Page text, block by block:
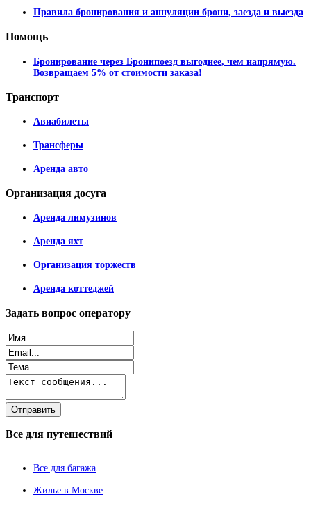
Правила бронирования и аннуляции брони, заезда и выезда
Помощь
Бронирование через Бронипоезд выгоднее, чем напрямую.
Возвращаем 5% от стоимости заказа!
Транспорт
Авиабилеты
Трансферы
Аренда авто
Организация досуга
Аренда лимузинов
Аренда яхт
Организация торжеств
Аренда коттеджей
Задать вопрос оператору
Все для путешествий
Все для багажа
Жилье в Москве